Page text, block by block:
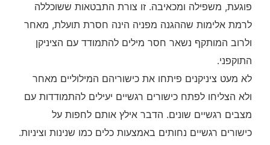
פוגעת, משפילה ומכאיבה. זו צורת התבטאות ששוכללה
לרמת אלימות שההגנה מפניה הינה חסרת תועלת, מאחר
ולרוב המותקף נשאר חסר מילים להתמודד עם הציניקן
התוקפני.
לא מעט ציניקנים פיתחו את כישוריהם המילוליים מאחר
ולא הצליחו לפתח כישורים רגשיים יעילים להתמודדות עם
מצבים רגשיים שונים. הדבר אילץ אותם לחפות על
כישורים רגשיים נחותים באמצעות כלים כמו שנינות וציניות.